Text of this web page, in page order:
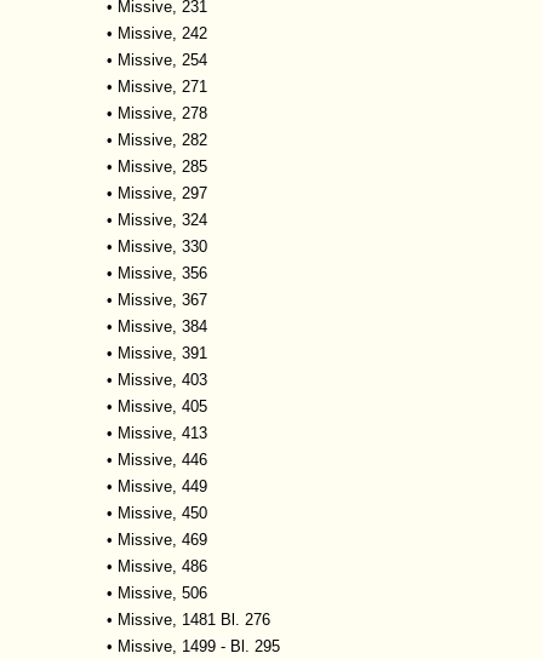
• Missive, 231
• Missive, 242
• Missive, 254
• Missive, 271
• Missive, 278
• Missive, 282
• Missive, 285
• Missive, 297
• Missive, 324
• Missive, 330
• Missive, 356
• Missive, 367
• Missive, 384
• Missive, 391
• Missive, 403
• Missive, 405
• Missive, 413
• Missive, 446
• Missive, 449
• Missive, 450
• Missive, 469
• Missive, 486
• Missive, 506
• Missive, 1481 Bl. 276
• Missive, 1499 - Bl. 295